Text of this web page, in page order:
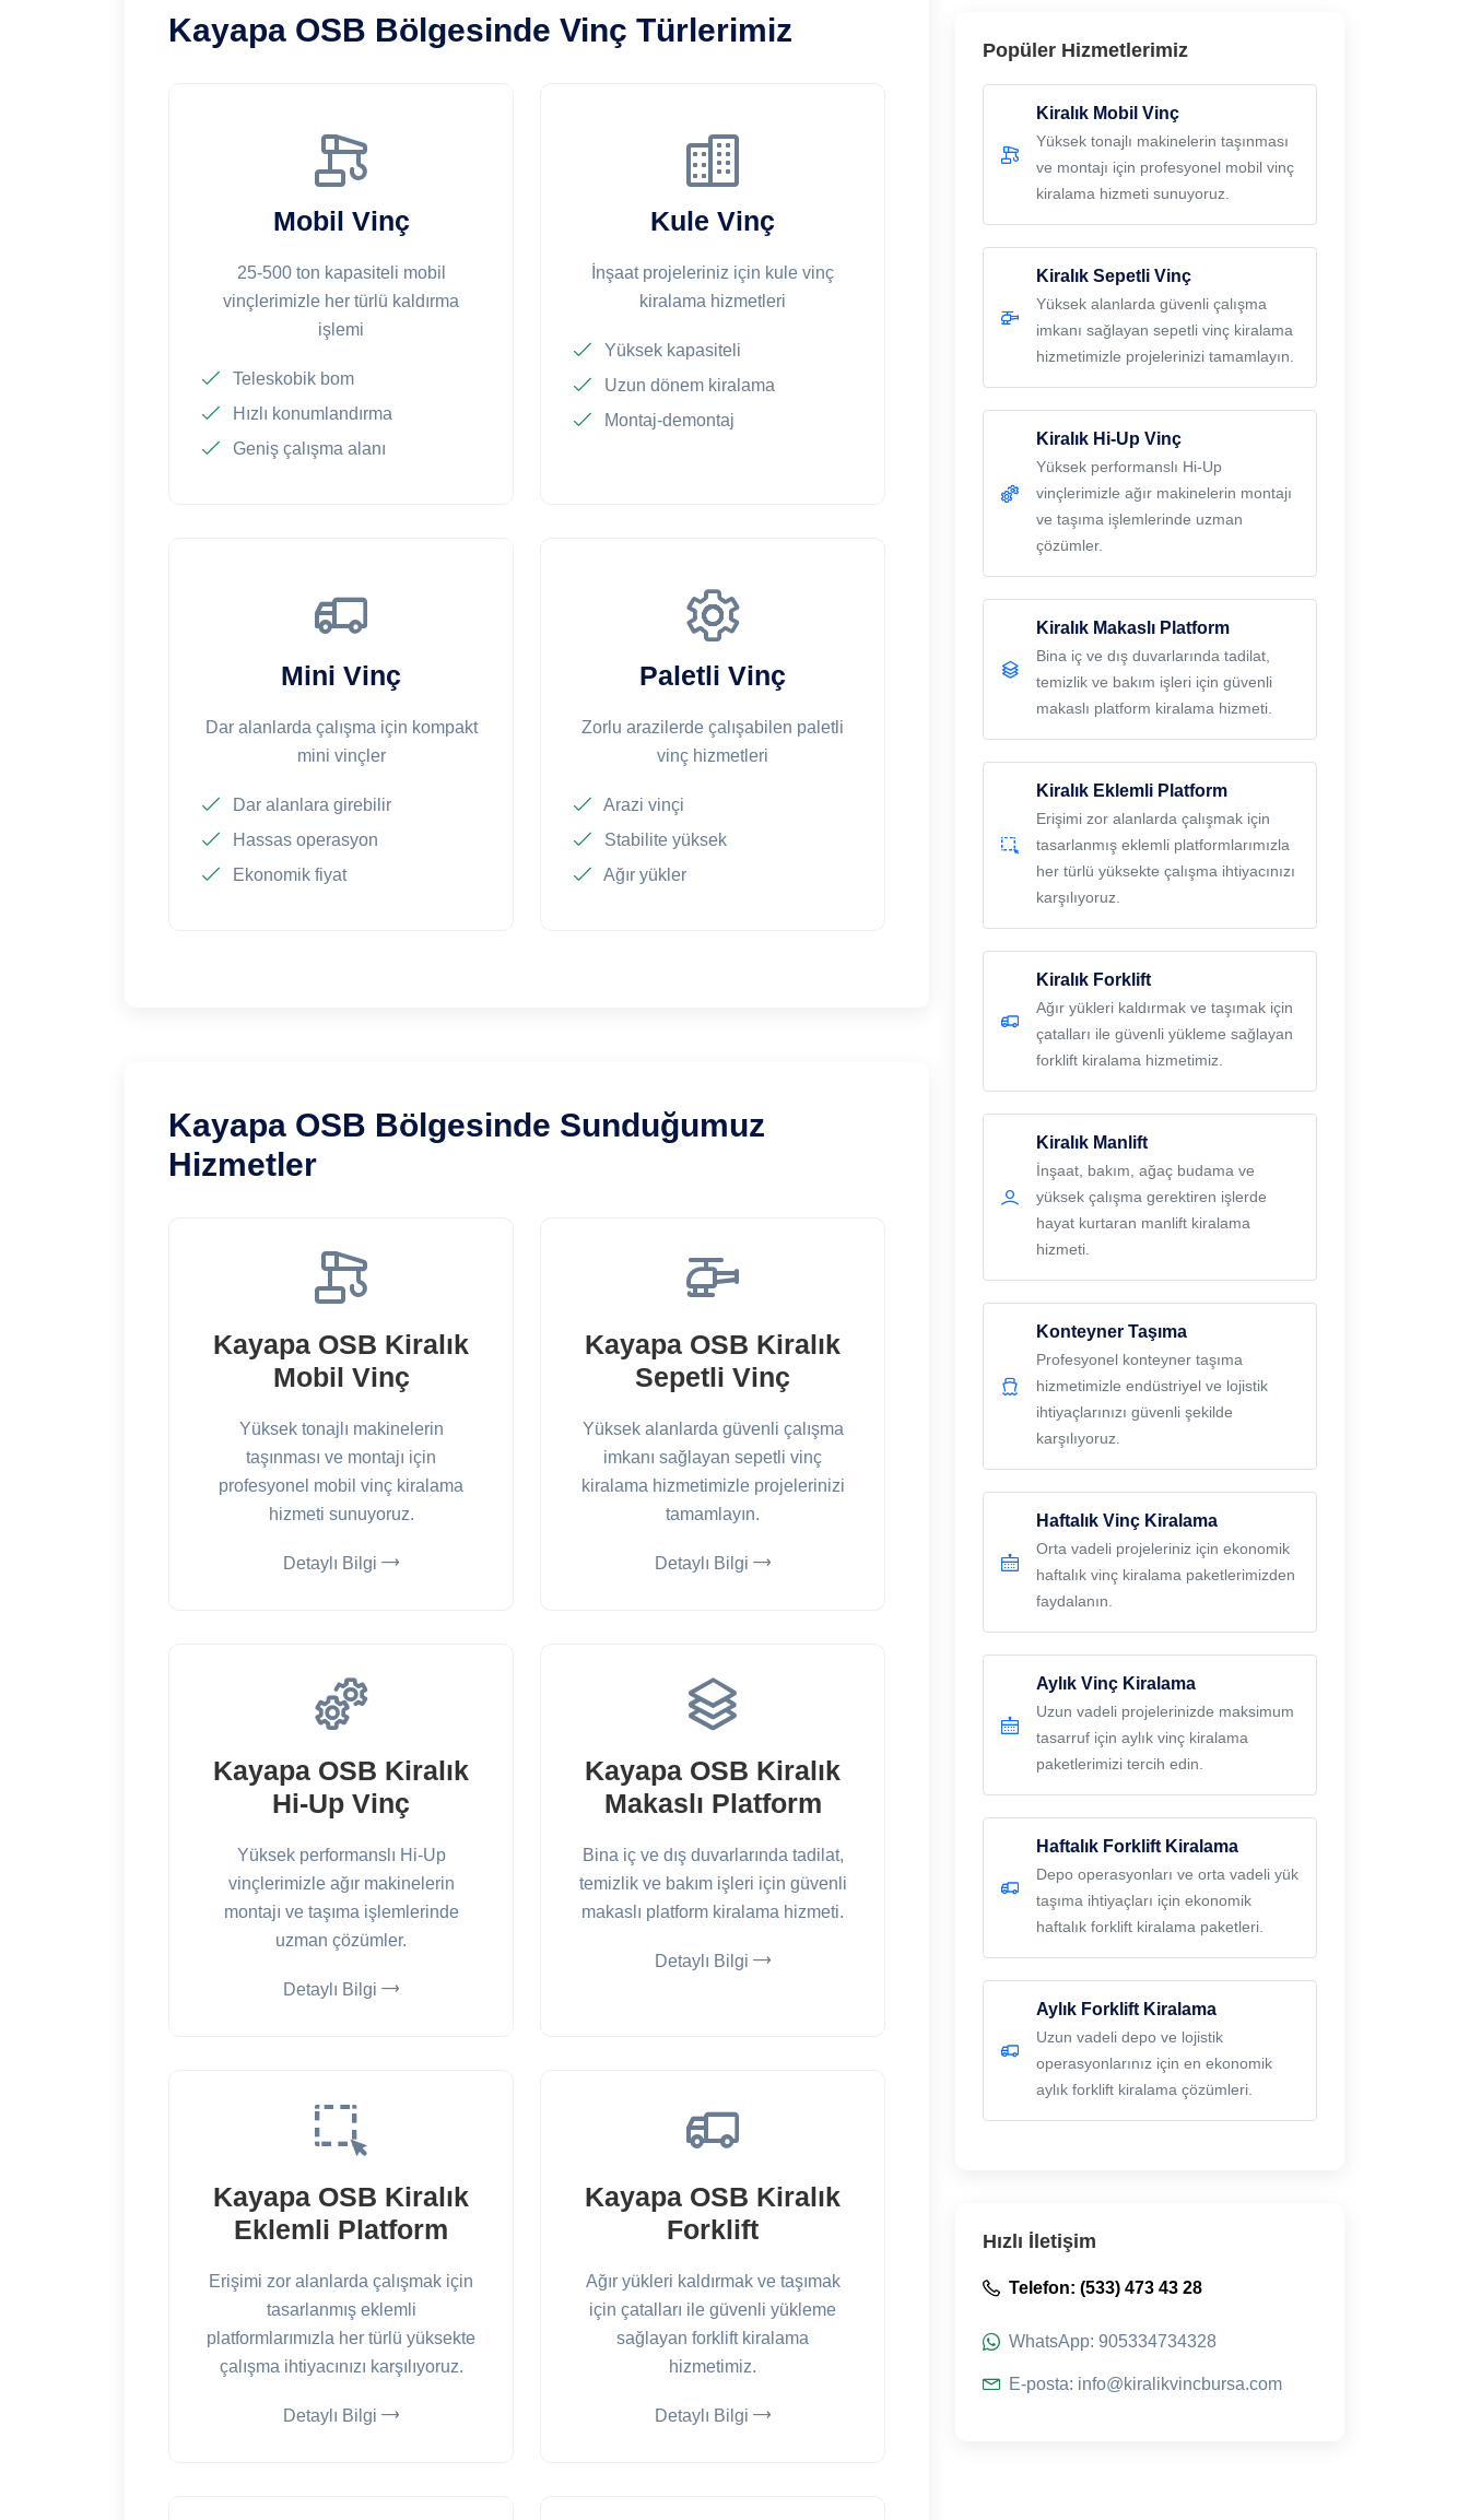
Kayapa OSB Bölgesinde Vinç Türlerimiz
Mobil Vinç
25-500 ton kapasiteli mobil
vinçlerimizle her türlü kaldırma
işlemi
Teleskobik bom
Hızlı konumlandırma
Geniş çalışma alanı
Kule Vinç
İnşaat projeleriniz için kule vinç
kiralama hizmetleri
Yüksek kapasiteli
Uzun dönem kiralama
Montaj-demontaj
Mini Vinç
Dar alanlarda çalışma için kompakt
mini vinçler
Dar alanlara girebilir
Hassas operasyon
Ekonomik fiyat
Paletli Vinç
Zorlu arazilerde çalışabilen paletli
vinç hizmetleri
Arazi vinçi
Stabilite yüksek
Ağır yükler
Kayapa OSB Bölgesinde Sunduğumuz
Hizmetler
Kayapa OSB Kiralık
Mobil Vinç
Yüksek tonajlı makinelerin
taşınması ve montajı için
profesyonel mobil vinç kiralama
hizmeti sunuyoruz.
Detaylı Bilgi
Kayapa OSB Kiralık
Sepetli Vinç
Yüksek alanlarda güvenli çalışma
imkanı sağlayan sepetli vinç
kiralama hizmetimizle projelerinizi
tamamlayın.
Detaylı Bilgi
Kayapa OSB Kiralık
Hi-Up Vinç
Yüksek performanslı Hi-Up
vinçlerimizle ağır makinelerin
montajı ve taşıma işlemlerinde
uzman çözümler.
Detaylı Bilgi
Kayapa OSB Kiralık
Makaslı Platform
Bina iç ve dış duvarlarında tadilat,
temizlik ve bakım işleri için güvenli
makaslı platform kiralama hizmeti.
Detaylı Bilgi
Kayapa OSB Kiralık
Eklemli Platform
Erişimi zor alanlarda çalışmak için
tasarlanmış eklemli
platformlarımızla her türlü yüksekte
çalışma ihtiyacınızı karşılıyoruz.
Detaylı Bilgi
Kayapa OSB Kiralık
Forklift
Ağır yükleri kaldırmak ve taşımak
için çatalları ile güvenli yükleme
sağlayan forklift kiralama
hizmetimiz.
Detaylı Bilgi
Popüler Hizmetlerimiz
Kiralık Mobil Vinç
Yüksek tonajlı makinelerin taşınması
ve montajı için profesyonel mobil vinç
kiralama hizmeti sunuyoruz.
Kiralık Sepetli Vinç
Yüksek alanlarda güvenli çalışma
imkanı sağlayan sepetli vinç kiralama
hizmetimizle projelerinizi tamamlayın.
Kiralık Hi-Up Vinç
Yüksek performanslı Hi-Up
vinçlerimizle ağır makinelerin montajı
ve taşıma işlemlerinde uzman
çözümler.
Kiralık Makaslı Platform
Bina iç ve dış duvarlarında tadilat,
temizlik ve bakım işleri için güvenli
makaslı platform kiralama hizmeti.
Kiralık Eklemli Platform
Erişimi zor alanlarda çalışmak için
tasarlanmış eklemli platformlarımızla
her türlü yüksekte çalışma ihtiyacınızı
karşılıyoruz.
Kiralık Forklift
Ağır yükleri kaldırmak ve taşımak için
çatalları ile güvenli yükleme sağlayan
forklift kiralama hizmetimiz.
Kiralık Manlift
İnşaat, bakım, ağaç budama ve
yüksek çalışma gerektiren işlerde
hayat kurtaran manlift kiralama
hizmeti.
Konteyner Taşıma
Profesyonel konteyner taşıma
hizmetimizle endüstriyel ve lojistik
ihtiyaçlarınızı güvenli şekilde
karşılıyoruz.
Haftalık Vinç Kiralama
Orta vadeli projeleriniz için ekonomik
haftalık vinç kiralama paketlerimizden
faydalanın.
Aylık Vinç Kiralama
Uzun vadeli projelerinizde maksimum
tasarruf için aylık vinç kiralama
paketlerimizi tercih edin.
Haftalık Forklift Kiralama
Depo operasyonları ve orta vadeli yük
taşıma ihtiyaçları için ekonomik
haftalık forklift kiralama paketleri.
Aylık Forklift Kiralama
Uzun vadeli depo ve lojistik
operasyonlarınız için en ekonomik
aylık forklift kiralama çözümleri.
Hızlı İletişim
Telefon: (533) 473 43 28
WhatsApp: 905334734328
E-posta: info@kiralikvincbursa.com